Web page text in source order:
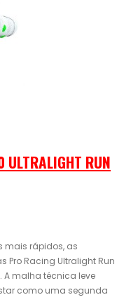
ULTRALIGHT RUN
mais rápidos, as
Pro Racing Ultralight Run
A malha técnica leve
como uma segunda